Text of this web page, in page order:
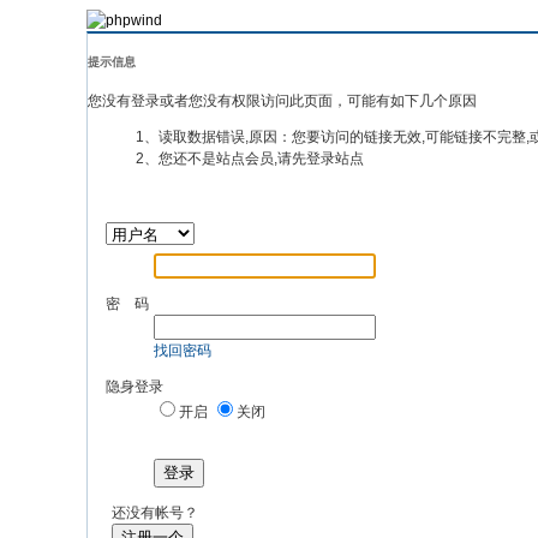
提示信息
您没有登录或者您没有权限访问此页面，可能有如下几个原因
1、读取数据错误,原因：您要访问的链接无效,可能链接不完整,
2、您还不是站点会员,请先登录站点
密 码
找回密码
隐身登录
开启
关闭
登录
还没有帐号？